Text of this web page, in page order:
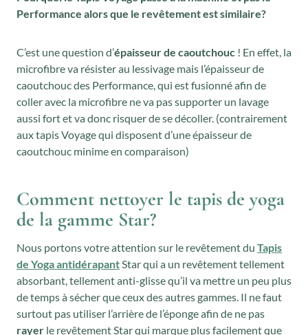
Performance alors que le revêtement est similaire?
C’est une question d’épaisseur de caoutchouc ! En effet, la
microfibre va résister au lessivage mais l’épaisseur de
caoutchouc des Performance, qui est fusionné afin de
coller avec la microfibre ne va pas supporter un lavage
aussi fort et va donc risquer de se décoller. (contrairement
aux tapis Voyage qui disposent d’une épaisseur de
caoutchouc minime en comparaison)
Comment nettoyer le tapis de yoga
de la gamme Star?
Nous portons votre attention sur le revêtement du Tapis
de Yoga antidérapantStar qui a un revêtement tellement
absorbant, tellement anti-glisse qu’il va mettre un peu plus
de temps à sécher que ceux des autres gammes. Il ne faut
surtout pas utiliser l’arrière de l’éponge afin de ne pas
rayer le revêtement Star qui marque plus facilement que